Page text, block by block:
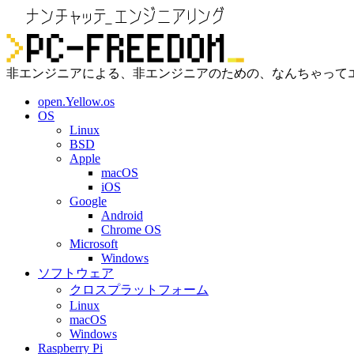
非エンジニアによる、非エンジニアのための、なんちゃって
open.Yellow.os
OS
Linux
BSD
Apple
macOS
iOS
Google
Android
Chrome OS
Microsoft
Windows
ソフトウェア
クロスプラットフォーム
Linux
macOS
Windows
Raspberry Pi